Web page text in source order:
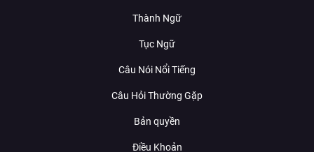
Thành Ngữ
Tục Ngữ
Câu Nói Nổi Tiếng
Câu Hỏi Thường Gặp
Bản quyền
Điều Khoản